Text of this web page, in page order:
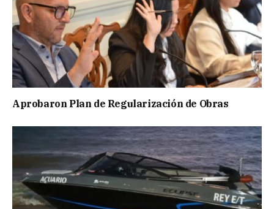
Aprobaron Plan de Regularización de Obras